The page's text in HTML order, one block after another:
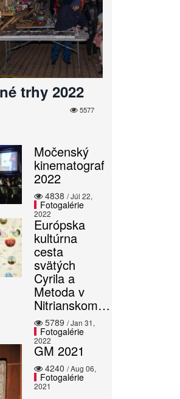
trhy 2022
5577
Močenský
kinematograf
2022
4838
Fotogalérie
/ Júl 22,
2022
Európska
kultúrna
cesta
svätých
Cyrila a
Metoda v
Nitrianskom…
5789
Fotogalérie
/ Jan 31,
2022
GM 2021
4240
Fotogalérie
/ Aug 06,
2021